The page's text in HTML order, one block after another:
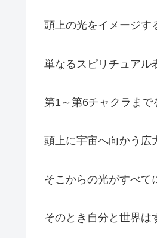
頭上の光をイメージす
単なるスピリチュアル
第1～第6チャクラま
頭上に宇宙へ向かう広
そこからの光がすべて
そのとき自分と世界は